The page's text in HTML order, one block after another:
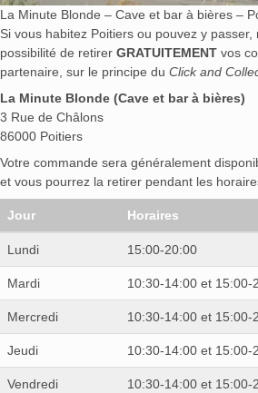
La Minute Blonde – Cave et bar à bières –
Si vous habitez Poitiers ou pouvez y
possibilité de retirer GRATUITEMENT vos
partenaire, sur le principe du Click and
La Minute Blonde (Cave et bar à bières)
3 Rue de Châlons
86000 Poitiers
Votre commande sera généralement
et vous pourrez la retirer pendant les
Jour Horaires
Lundi 15:00-20:00
Mardi 10:30-14:00 et 15:00-
Mercredi 10:30-14:00 et 15:00-
Jeudi 10:30-14:00 et 15:00-
Vendredi 10:30-14:00 et 15:00-